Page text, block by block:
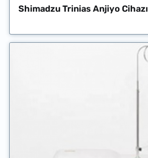
Shimadzu Trinias Anjiyo Cihazı